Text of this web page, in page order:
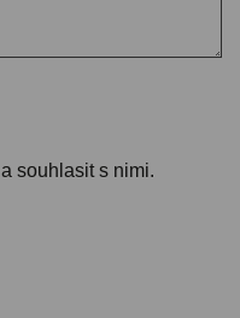
a souhlasit s nimi.